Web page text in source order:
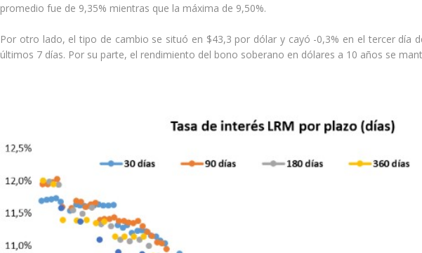
promedio fue de 9,35% mientras que la máxima de 9,50%.
Por otro lado, el tipo de cambio se situó en $43,3 por dólar y cayó -0,3% en el tercer día
últimos 7 días. Por su parte, el rendimiento del bono soberano en dólares a 10 años se